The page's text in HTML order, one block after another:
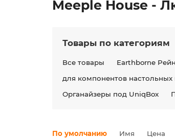
Meeple House -
Товары по категориям
Все товары Earthborne
для компонентов настольных
Органайзеры под UniqBox
По умолчанию Имя Цена